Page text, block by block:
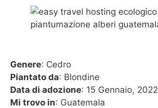
Genere: Cedro
Piantato da: Blondine
Data di adozione: 15 Gennaio, 2022
Mi trovo in: Guatemala